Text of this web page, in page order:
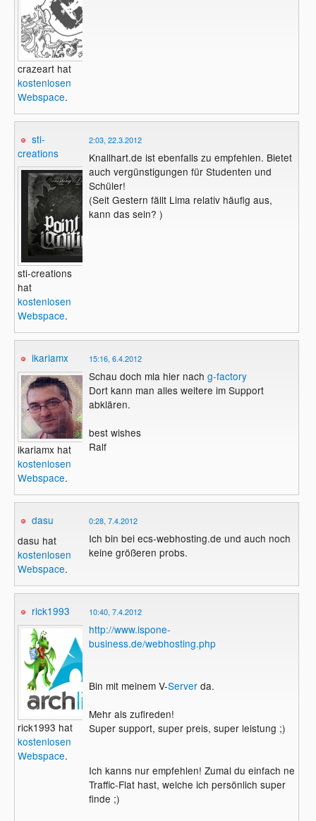
crazeart hat
kostenlosen
Webspace.
sti-
creations
sti-creations
hat
kostenlosen
Webspace.
2:03, 22.3.2012
Knallhart.de ist ebenfalls zu empfehlen. Bietet
auch vergünstigungen für Studenten und
Schüler!
(Seit Gestern fällt Lima relativ häufig aus,
kann das sein? )
ikariamx
ikariamx hat
kostenlosen
Webspace.
15:16, 6.4.2012
Schau doch mla hier nach g-factory
Dort kann man alles weitere im Support
abklären.
best wishes
Ralf
dasu
dasu hat
kostenlosen
Webspace.
0:28, 7.4.2012
Ich bin bei ecs-webhosting.de und auch noch
keine größeren probs.
rick1993
rick1993 hat
kostenlosen
Webspace.
10:40, 7.4.2012
http://www.ispone-
business.de/webhosting.php
Bin mit meinem V-Serverda.
Mehr als zufireden!
Super support, super preis, super leistung ;)
Ich kanns nur empfehlen! Zumal du einfach ne
Traffic-Flat hast, welche ich persönlich super
finde ;)